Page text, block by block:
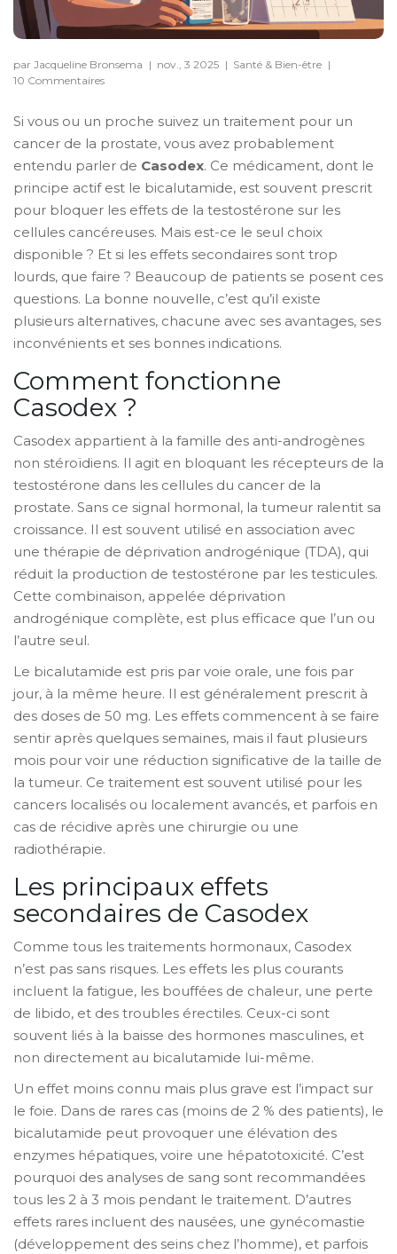
par Jacqueline Bronsema | nov., 3 2025 | Santé & Bien-être |
10 Commentaires
Si vous ou un proche suivez un traitement pour un
cancer de la prostate, vous avez probablement
entendu parler de Casodex. Ce médicament, dont le
principe actif est le bicalutamide, est souvent prescrit
pour bloquer les effets de la testostérone sur les
cellules cancéreuses. Mais est-ce le seul choix
disponible ? Et si les effets secondaires sont trop
lourds, que faire ? Beaucoup de patients se posent ces
questions. La bonne nouvelle, c’est qu’il existe
plusieurs alternatives, chacune avec ses avantages, ses
inconvénients et ses bonnes indications.
Comment fonctionne
Casodex ?
Casodex appartient à la famille des anti-androgènes
non stéroïdiens. Il agit en bloquant les récepteurs de la
testostérone dans les cellules du cancer de la
prostate. Sans ce signal hormonal, la tumeur ralentit sa
croissance. Il est souvent utilisé en association avec
une thérapie de déprivation androgénique (TDA), qui
réduit la production de testostérone par les testicules.
Cette combinaison, appelée déprivation
androgénique complète, est plus efficace que l’un ou
l’autre seul.
Le bicalutamide est pris par voie orale, une fois par
jour, à la même heure. Il est généralement prescrit à
des doses de 50 mg. Les effets commencent à se faire
sentir après quelques semaines, mais il faut plusieurs
mois pour voir une réduction significative de la taille de
la tumeur. Ce traitement est souvent utilisé pour les
cancers localisés ou localement avancés, et parfois en
cas de récidive après une chirurgie ou une
radiothérapie.
Les principaux effets
secondaires de Casodex
Comme tous les traitements hormonaux, Casodex
n’est pas sans risques. Les effets les plus courants
incluent la fatigue, les bouffées de chaleur, une perte
de libido, et des troubles érectiles. Ceux-ci sont
souvent liés à la baisse des hormones masculines, et
non directement au bicalutamide lui-même.
Un effet moins connu mais plus grave est l’impact sur
le foie. Dans de rares cas (moins de 2 % des patients), le
bicalutamide peut provoquer une élévation des
enzymes hépatiques, voire une hépatotoxicité. C’est
pourquoi des analyses de sang sont recommandées
tous les 2 à 3 mois pendant le traitement. D’autres
effets rares incluent des nausées, une gynécomastie
(développement des seins chez l’homme), et parfois